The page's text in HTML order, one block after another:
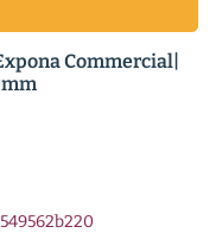
Commercial|